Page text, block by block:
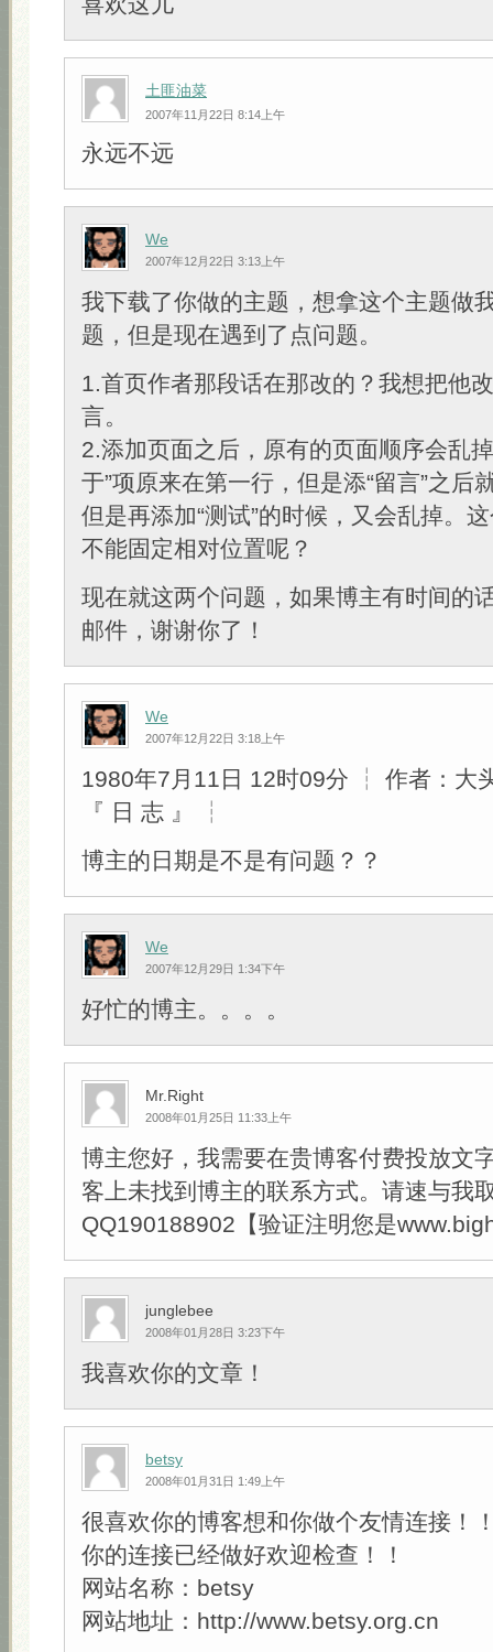
土匪油菜
2007年11月22日 8:14上午
永远不远
We
2007年12月22日 3:13上午
我下载了你做的主题，想拿这个主题做
题，但是现在遇到了点问题。
1.首页作者那段话在那改的？我想把他
言。
2.添加页面之后，原有的页面顺序会乱
于”项原来在第一行，但是添“留言”之后
但是再添加“测试”的时候，又会乱掉。
不能固定相对位置呢？
现在就这两个问题，如果博主有时间的
邮件，谢谢你了！
We
2007年12月22日 3:18上午
1980年7月11日 12时09分 ┆ 作者：大
『 日 志 』 ┆
博主的日期是不是有问题？？
We
2007年12月29日 1:34下午
好忙的博主。。。。
Mr.Right
2008年01月25日 11:33上午
博主您好，我需要在贵博客付费投放文
客上未找到博主的联系方式。请速与我
QQ190188902【验证注明您是
junglebee
2008年01月28日 3:23下午
我喜欢你的文章！
betsy
2008年01月31日 1:49上午
很喜欢你的博客想和你做个友情连接！
你的连接已经做好欢迎检查！！
网站名称：betsy
网站地址：http://www.betsy.org.cn